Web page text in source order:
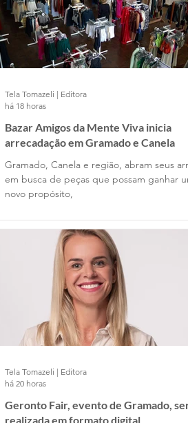
Bazar Amigos da Mente Viva inicia
arrecadação em Gramado e Canela
Gramado, Canela e região, abram seus
em busca de peças que possam ganhar
novo propósito,
Tela Tomazeli | Editora
há 18 horas
Geronto Fair, evento de Gramado,
realizada em formato digital
Tela Tomazeli | Editora
há 20 horas